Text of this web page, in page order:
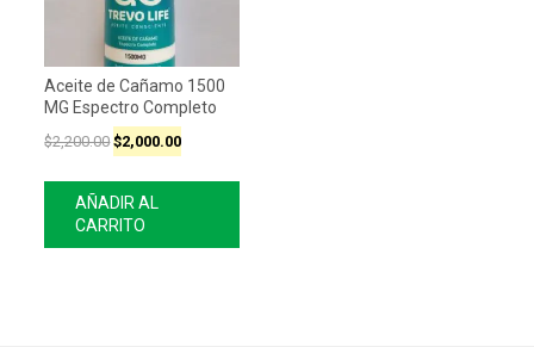
Aceite de Cañamo 1500
MG Espectro Completo
$2,200.00 $2,000.00
AÑADIR AL
CARRITO